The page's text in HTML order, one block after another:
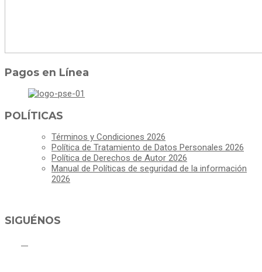
Pagos en Línea
POLÍTICAS
Términos y Condiciones 2026
Política de Tratamiento de Datos Personales 2026
Política de Derechos de Autor 2026
Manual de Políticas de seguridad de la información
2026
SIGUÉNOS